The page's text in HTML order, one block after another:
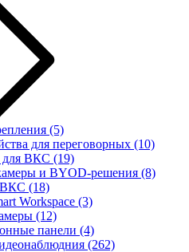
(5)
для переговорных (10)
для ВКС (19)
и BYOD-решения (8)
ВКС (18)
Workspace (3)
(12)
панели (4)
(262)